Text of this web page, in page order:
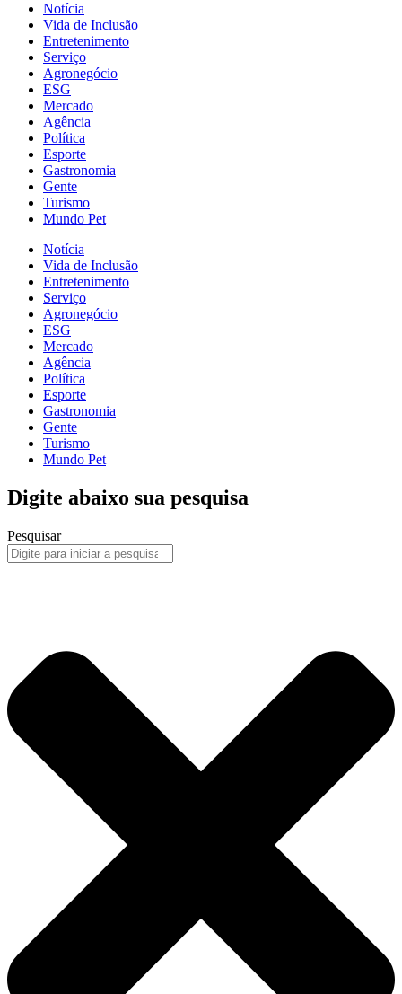
Notícia
Vida de Inclusão
Entretenimento
Serviço
Agronegócio
ESG
Mercado
Agência
Política
Esporte
Gastronomia
Gente
Turismo
Mundo Pet
Notícia
Vida de Inclusão
Entretenimento
Serviço
Agronegócio
ESG
Mercado
Agência
Política
Esporte
Gastronomia
Gente
Turismo
Mundo Pet
Digite abaixo sua pesquisa
Pesquisar